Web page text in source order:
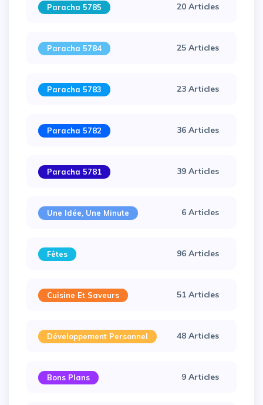
Paracha 5785 20 Articles
Paracha 5784 25 Articles
Paracha 5783 23 Articles
Paracha 5782 36 Articles
Paracha 5781 39 Articles
Une Idée, Une Minute 6 Articles
Fêtes 96 Articles
Cuisine Et Saveurs 51 Articles
Développement Personnel 48 Articles
Bons Plans 9 Articles